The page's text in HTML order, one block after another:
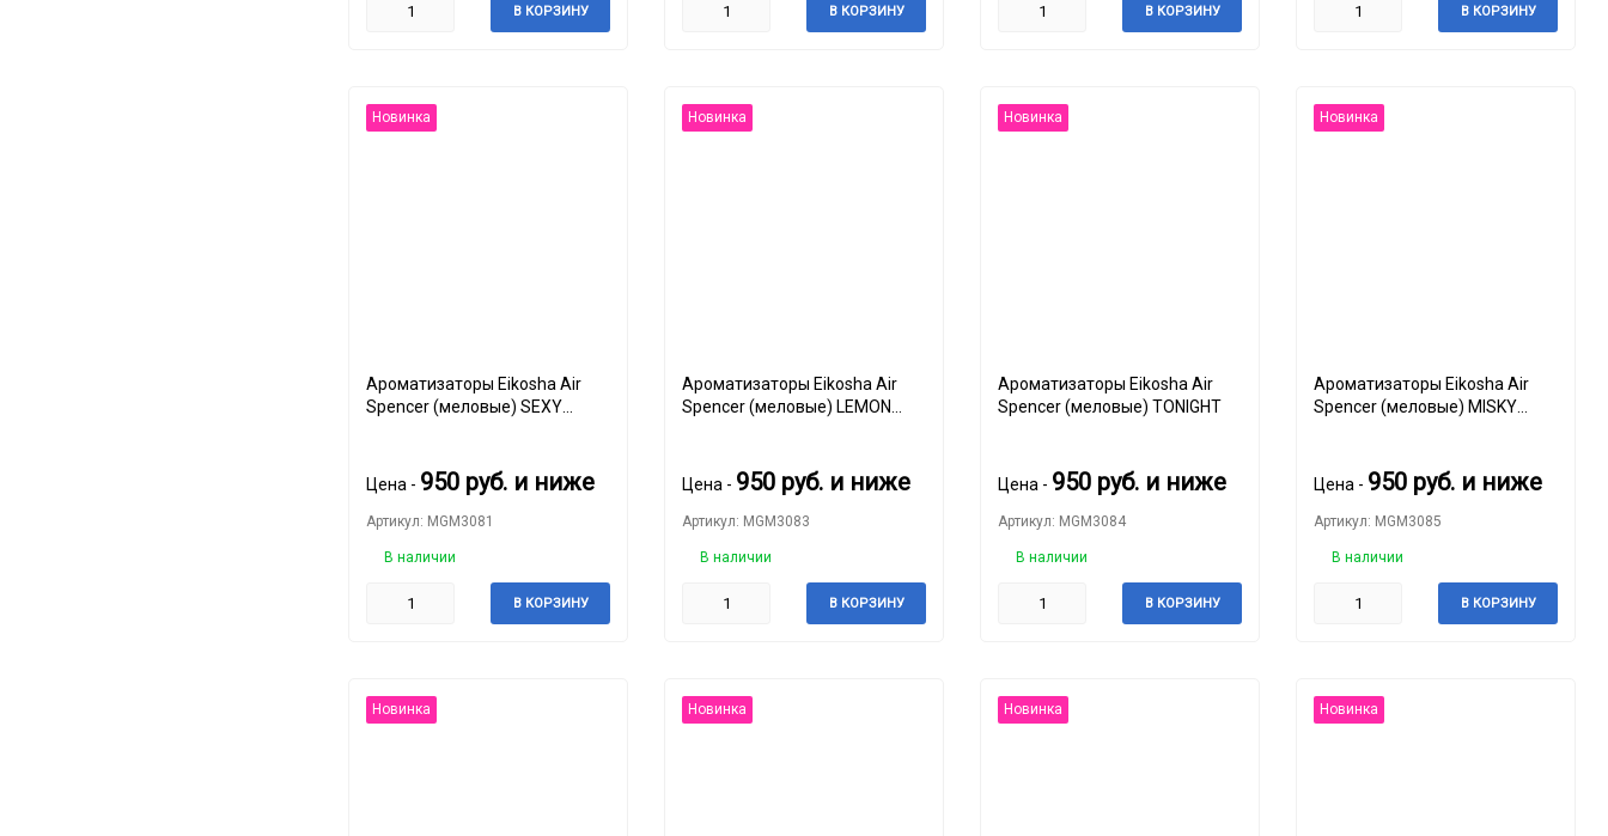
В КОРЗИНУ В КОРЗИНУ В КОРЗИНУ В КОРЗИНУ
Новинка
Ароматизаторы Eikosha Air
Spencer (меловые) SEXY
Цена - 950 руб. и ниже
Артикул: MGM3081
В наличии
В КОРЗИНУ
Новинка
Ароматизаторы Eikosha Air
Spencer (меловые) LEMON
Цена - 950 руб. и ниже
Артикул: MGM3083
В наличии
В КОРЗИНУ
Новинка
Ароматизаторы Eikosha Air
Spencer (меловые) TONIGHT
Цена - 950 руб. и ниже
Артикул: MGM3084
В наличии
В КОРЗИНУ
Новинка
Ароматизаторы Eikosha Air
Spencer (меловые) MISKY
Цена - 950 руб. и ниже
Артикул: MGM3085
В наличии
В КОРЗИНУ
Новинка Новинка Новинка Новинка